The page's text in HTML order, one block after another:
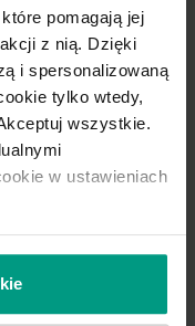
pomagają jej
z nią. Dzięki
i spersonalizowaną
tylko wtedy,
wszystkie.
w ustawieniach